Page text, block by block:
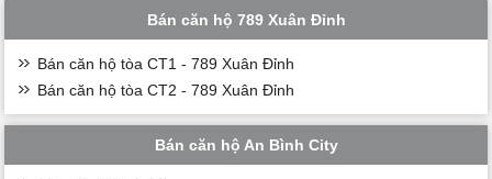
Bán căn hộ 789 Xuân Đỉnh
Bán căn hộ tòa CT1 - 789 Xuân Đỉnh
Bán căn hộ tòa CT2 - 789 Xuân Đỉnh
Bán căn hộ An Bình City